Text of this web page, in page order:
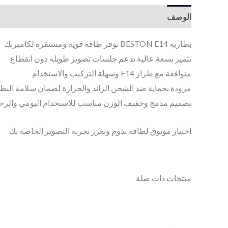
الوصف
بطارية BESTON E14 توفر طاقة قوية ومستقرة لكاميرتك
تتميز بسعة عالية تدعم جلسات تصوير طويلة دون انقطاع
متوافقة مع طراز E14 وسهلة التركيب والاستخدام
مزودة بحماية ضد الشحن الزائد والحرارة لضمان سلامة
تصميم مدمج وخفيف الوزن مناسب للاستخدام اليومي
اختيار موثوق لطاقة تدوم وتعزز تجربة التصوير الخاصة بك
منتجات ذات صلة